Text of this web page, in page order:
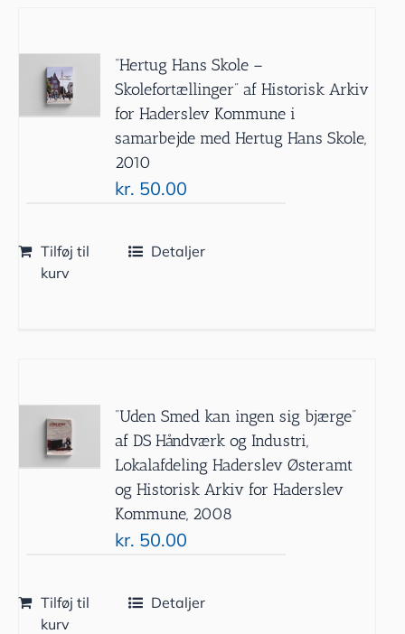
”Hertug Hans Skole –
Skolefortællinger” af Historisk Arkiv
for Haderslev Kommune i
samarbejde med Hertug Hans Skole,
2010
kr. 50.00
Tilføj til
kurv
Detaljer
”Uden Smed kan ingen sig bjærge”
af DS Håndværk og Industri,
Lokalafdeling Haderslev Østeramt
og Historisk Arkiv for Haderslev
Kommune, 2008
kr. 50.00
Tilføj til
kurv
Detaljer